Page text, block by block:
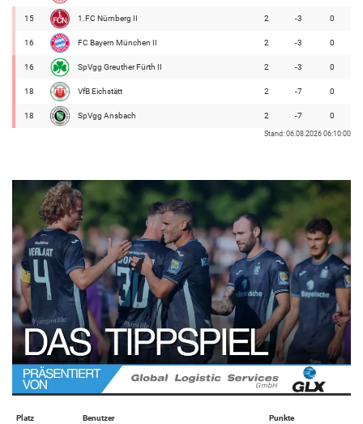
15 1.FC Nürnberg II 2 -3 0
16 FC Bayern München II 2 -3 0
16 SpVgg Greuther Fürth II 2 -3 0
18 VfB Eichstätt 2 -7 0
18 SpVgg Ansbach 2 -7 0
Stand: 06.08.2026 06:10:00
Platz Benutzer
Punkte